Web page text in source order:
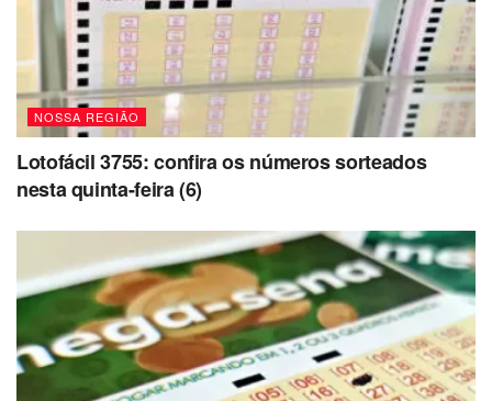
NOSSA REGIÃO
Lotofácil 3755: confira os números sorteados
nesta quinta-feira (6)